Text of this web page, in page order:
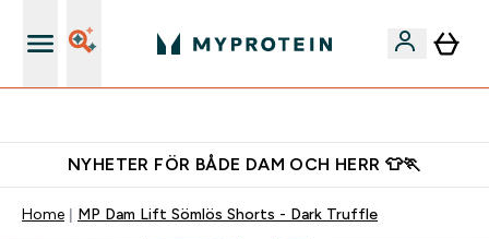
NYHETER FÖR BÅDE DAM OCH HERR 👕🏃
Home MP Dam Lift Sömlös Shorts - Dark Truffle